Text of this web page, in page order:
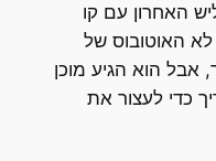
האחרון עם קו
לא האוטובוס של
אבל הוא הגיע מוכן
כדי לעצור את